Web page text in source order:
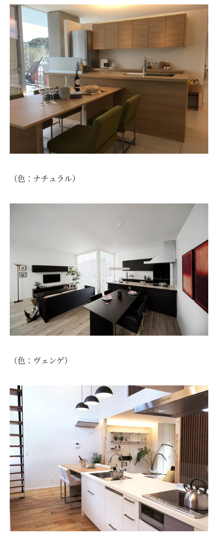
（色：ナチュラル）
（色：ヴェンゲ）